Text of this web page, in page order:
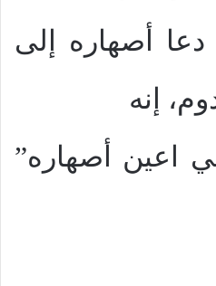
أصهاره إلى
إنه
اعين أصهاره”